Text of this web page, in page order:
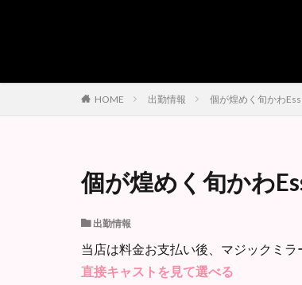
HOME 出勤情報 個が煌めく旬かわ
個が煌めく旬かわ
出勤情報
当店は料金お支払い後、マジックミ
直接キャストを見て選べる